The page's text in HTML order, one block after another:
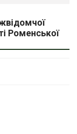
Роменської